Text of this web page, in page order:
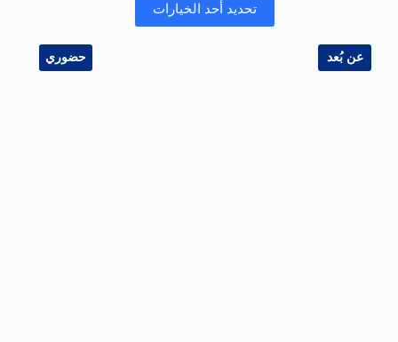
تحديد أحد الخيارات
حضوري عن بُعد